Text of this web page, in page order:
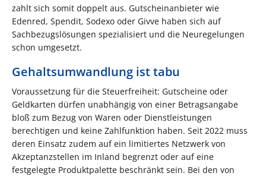
zahlt sich somit doppelt aus. Gutscheinanbieter wie
Edenred, Spendit, Sodexo oder Givve haben sich auf
Sachbezugslösungen spezialisiert und die Neuregelungen
schon umgesetzt.
Gehaltsumwandlung ist tabu
Voraussetzung für die Steuerfreiheit: Gutscheine oder
Geldkarten dürfen unabhängig von einer Betragsangabe
bloß zum Bezug von Waren oder Dienstleistungen
berechtigen und keine Zahlfunktion haben. Seit 2022 muss
deren Einsatz zudem auf ein limitiertes Netzwerk von
Akzeptanzstellen im Inland begrenzt oder auf eine
festgelegte Produktpalette beschränkt sein. Bei den von